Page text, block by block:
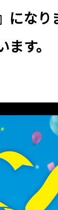
になり
す。